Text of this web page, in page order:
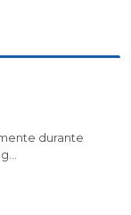
durante